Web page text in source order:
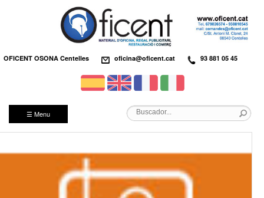
OFICENT OSONA Centelles oficina@oficent.cat 93 881 05 45
☰ Menu